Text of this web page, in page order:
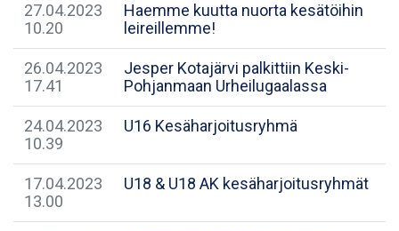
27.04.2023
10.20
Haemme kuutta nuorta kesätöihin
leireillemme!
26.04.2023
17.41
Jesper Kotajärvi palkittiin Keski-
Pohjanmaan Urheilugaalassa
24.04.2023
10.39
U16 Kesäharjoitusryhmä
17.04.2023
13.00
U18 & U18 AK kesäharjoitusryhmät